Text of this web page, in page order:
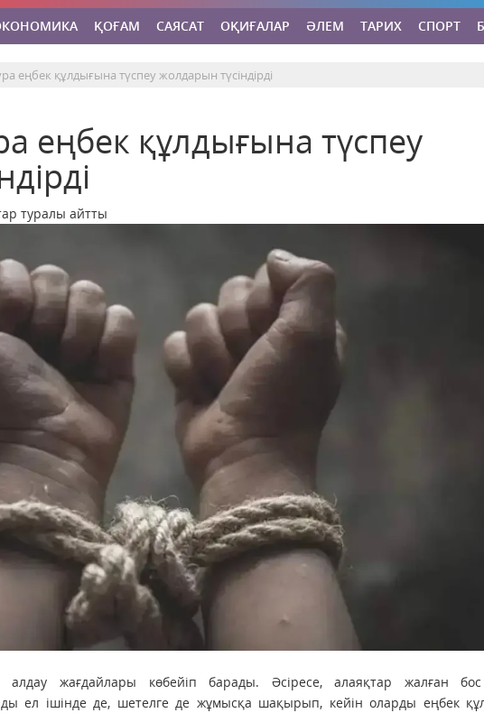
ҚОҒАМ САЯСАТ ОҚИҒАЛАР ӘЛЕМ ТАРИХ СПОРТ
еңбек құлдығына түспеу жолдарын түсіндірді
еңбек құлдығына түспеу
туралы айтты
алдау жағдайлары көбейіп барады. Әсіресе, алаяқтар жалған
ел ішінде де, шетелге де жұмысқа шақырып, кейін оларды еңбек